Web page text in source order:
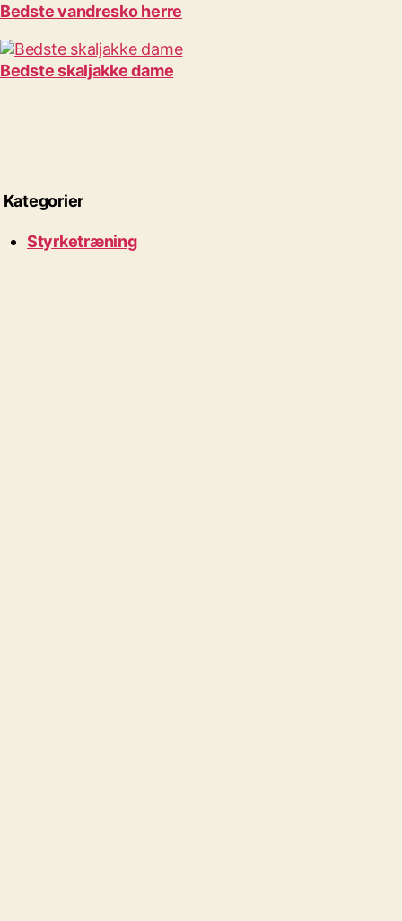
Bedste vandresko herre
Bedste skaljakke dame
Kategorier
Styrketræning